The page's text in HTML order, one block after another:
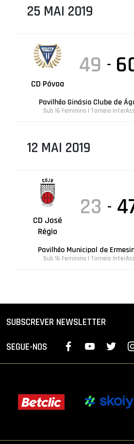
25 MAI 2019
CD Póvoa
49 -
Pavilhão Ginásio Clube de
Sub 16 Feminino | Torneio
12 MAI 2019
CD José
Régio
23 -
Pavilhão Municipal de
Sub 16 Feminino | Torneio
SUBSCREVER NEWSLETTER
SEGUE-NOS